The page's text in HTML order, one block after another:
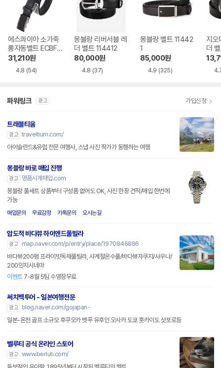
에스콰이아 소가죽
롱자동벨트 ECBFB
A303BK
31,210원
4.8 (54)
몽블랑 리버서블 레
더 벨트 114412
80,000원
4.8 (37)
몽블랑 벨트 11442
1
85,000원
4.9 (325)
지오
더
파워링크 광고 가입신청
트래블티움
광고 traveltium.com/
아이슬란드&유럽 전문 여행사, 스냅 사진 작가가 동행하는 여행
몽블랑 바로 매입 진행
광고
명품시계매입.com
몽블랑 풀세트 상품부터 구성품 없어도 OK, 사진 한장 견적/매입 한번에
가능
매입문의 무료감정 카톡문의 오시는길
압도적 바다뷰 하이엔드풀빌라
광고
map.naver.com/p/entry/place/1970846886
바다뷰200평 프라이빗독채풀빌라, 사계절온수풀/바다뷰자쿠지/사우나/
200인치시네마
이벤트7-8월 5팀 수영장무료
써치백투어 - 일본여행전문
광고
blog.naver.com/gojapan-
일본-온천 골프 소규모 후쿠오카 벳푸 유후인 오사카 도쿄 홋카이도 삿포로등
벨루티 공식 온라인 스토어
광고 www.berluti.com/